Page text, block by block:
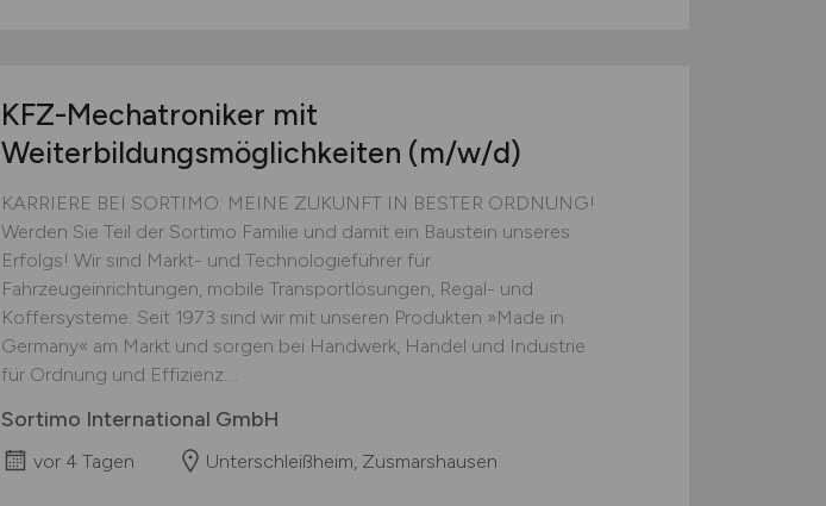
KFZ-Mechatroniker mit
Weiterbildungsmöglichkeiten (m/w/d)
KARRIERE BEI SORTIMO: MEINE ZUKUNFT IN BESTER ORDNUNG!
Werden Sie Teil der Sortimo Familie und damit ein Baustein unseres
Erfolgs! Wir sind Markt- und Technologieführer für
Fahrzeugeinrichtungen, mobile Transportlösungen, Regal- und
Koffersysteme. Seit 1973 sind wir mit unseren Produkten »Made in
Germany« am Markt und sorgen bei Handwerk, Handel und Industrie
für Ordnung und Effizienz....
Sortimo International GmbH
vor 4 Tagen Unterschleißheim, Zusmarshausen